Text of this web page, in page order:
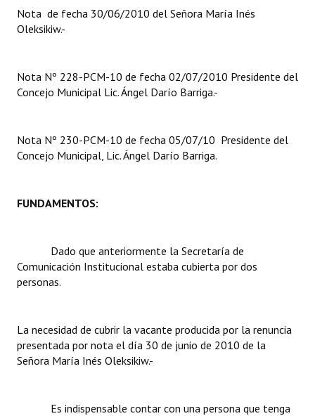
DOCUMENTOS
Dictámenes Asesoría Letrada
Informes de Unidad Coordinadora
NORMATIVA
Resoluciones
Resoluciones de Presidencia
Nota de fecha 30/06/2010 del Señora María Inés
Oleksikiw.-
Nota Nº 228-PCM-10 de fecha 02/07/2010 Presidente del
Concejo Municipal Lic. Ángel Darío Barriga.-
Nota Nº 230-PCM-10 de fecha 05/07/10 Presidente del
Concejo Municipal, Lic. Ángel Darío Barriga.
FUNDAMENTOS:
Dado que anteriormente la Secretaría de
Comunicación Institucional estaba cubierta por dos
personas.
La necesidad de cubrir la vacante producida por la renuncia
presentada por nota el día 30 de junio de 2010 de la
Señora María Inés Oleksikiw.-
Es indispensable contar con una persona que tenga